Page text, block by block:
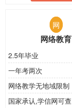
网
网络教育
2.5年毕业
一年考两次
网络教学无地域限制
国家承认,学信网可查